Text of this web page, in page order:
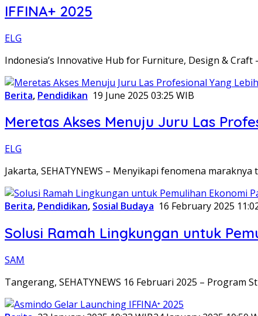
IFFINA+ 2025
ELG
Indonesia’s Innovative Hub for Furniture, Design &
Berita, Pendidikan 19 June 2025 03:25 WIB
Meretas Akses Menuju Juru Las
ELG
Jakarta, SEHATYNEWS – Menyikapi fenomena
Berita, Pendidikan, Sosial Budaya 16 February 2025
Solusi Ramah Lingkungan untuk
SAM
Tangerang, SEHATYNEWS 16 Februari 2025 – Program